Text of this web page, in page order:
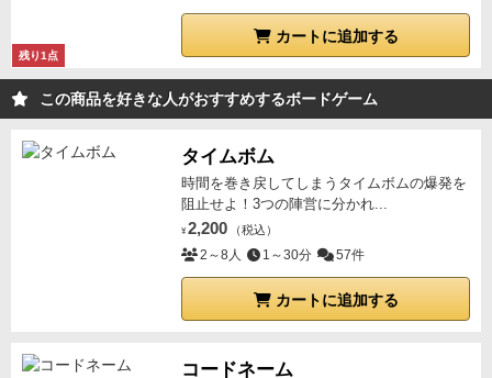
残り1点
カートに追加する
この商品を好きな人がおすすめするボードゲーム
タイムボム
時間を巻き戻してしまうタイムボムの爆発を
阻止せよ！3つの陣営に分かれ...
¥ 2,200 （税込）
2～8人 1～30分 57件
カートに追加する
コードネーム